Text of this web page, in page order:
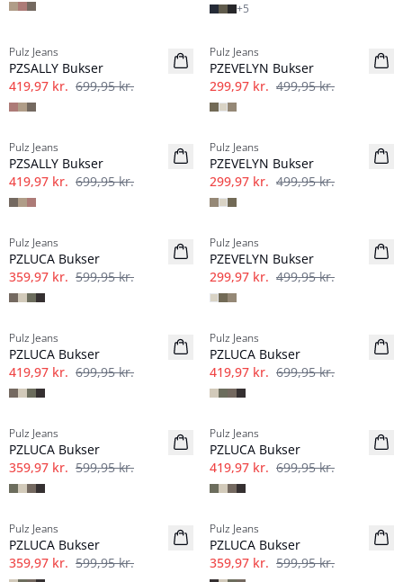
+5
Pulz Jeans
PZSALLY Bukser
419,97 kr. 699,95 kr.
-40%
Pulz Jeans
PZEVELYN Bukser
299,97 kr. 499,95 kr.
-40%
Pulz Jeans
PZSALLY Bukser
419,97 kr. 699,95 kr.
-40%
Pulz Jeans
PZEVELYN Bukser
299,97 kr. 499,95 kr.
Hør
-40%
Pulz Jeans
PZLUCA Bukser
359,97 kr. 599,95 kr.
-40%
Pulz Jeans
PZEVELYN Bukser
299,97 kr. 499,95 kr.
Hør
-40%
Pulz Jeans
PZLUCA Bukser
419,97 kr. 699,95 kr.
Hør
-40%
Pulz Jeans
PZLUCA Bukser
419,97 kr. 699,95 kr.
Hør
-40%
Pulz Jeans
PZLUCA Bukser
359,97 kr. 599,95 kr.
Hør
-40%
Pulz Jeans
PZLUCA Bukser
419,97 kr. 699,95 kr.
Hør
-40%
Pulz Jeans
PZLUCA Bukser
359,97 kr. 599,95 kr.
Hør
-40%
Pulz Jeans
PZLUCA Bukser
359,97 kr. 599,95 kr.